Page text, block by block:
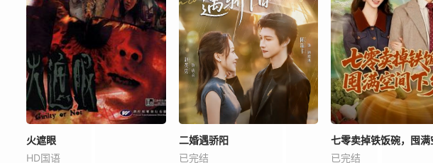
火遮眼
HD国语
二婚遇骄阳
已完结
已完结